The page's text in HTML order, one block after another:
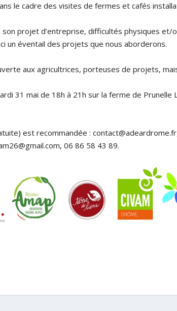
le cadre des visites de fermes et cafés
son projet d’entreprise, difficultés physiques et/
un éventail des projets que nous aborderons.
aux agricultrices, porteuses de projets,
31 mai de 18h à 21h sur la ferme de Prunelle
est recommandée :
06 86 58 43 89.